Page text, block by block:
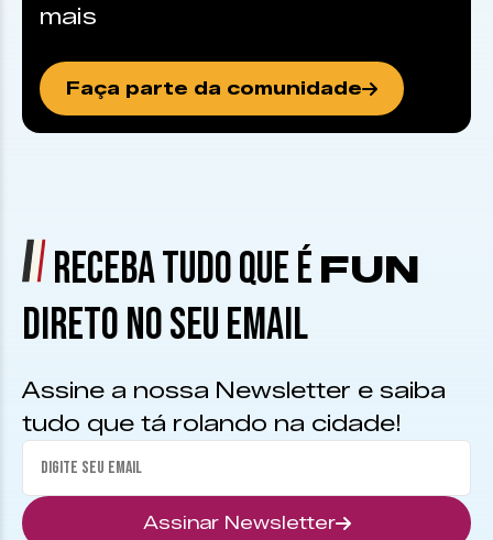
mais
Faça parte da comunidade
RECEBA TUDO QUE É FUN
DIRETO NO SEU EMAIL
Assine a nossa Newsletter e saiba
tudo que tá rolando na cidade!
Assinar Newsletter